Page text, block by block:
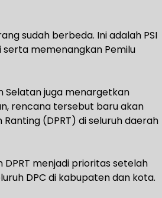
sudah berbeda. Ini adalah PSI
memenangkan Pemilu
Selatan juga menargetkan
rencana tersebut baru akan
(DPRT) di seluruh daerah
menjadi prioritas setelah
DPC di kabupaten dan kota.